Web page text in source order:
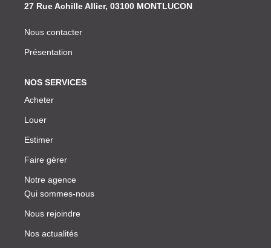
27 Rue Achille Allier, 03100 MONTLUCON
Nous contacter
Présentation
NOS SERVICES
Acheter
Louer
Estimer
Faire gérer
Notre agence
Qui sommes-nous
Nous rejoindre
Nos actualités